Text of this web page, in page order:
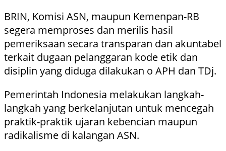
BRIN, Komisi ASN, maupun Kemenpan-RB
segera memproses dan merilis hasil
pemeriksaan secara transparan dan akuntabel
terkait dugaan pelanggaran kode etik dan
disiplin yang diduga dilakukan o APH dan TDj.
Pemerintah Indonesia melakukan langkah-
langkah yang berkelanjutan untuk mencegah
praktik-praktik ujaran kebencian maupun
radikalisme di kalangan ASN.